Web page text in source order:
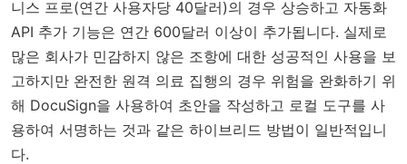
니스 프로(연간 사용자당 40달러)의 경우 상승하고 자동화
API 추가 기능은 연간 600달러 이상이 추가됩니다. 실제로
많은 회사가 민감하지 않은 조항에 대한 성공적인 사용을 보
고하지만 완전한 원격 의료 집행의 경우 위험을 완화하기 위
해 DocuSign을 사용하여 초안을 작성하고 로컬 도구를 사
용하여 서명하는 것과 같은 하이브리드 방법이 일반적입니
다.